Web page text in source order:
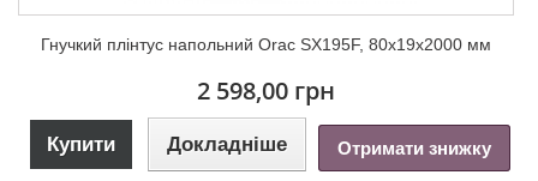
Гнучкий плінтус напольний Orac SX195F, 80х19х2000 мм
2 598,00 грн
Купити Докладніше Отримати знижку